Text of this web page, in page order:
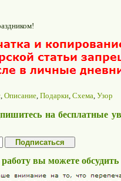
, Описание, Подарки, Схема, Узор
на бесплатные
вы можете